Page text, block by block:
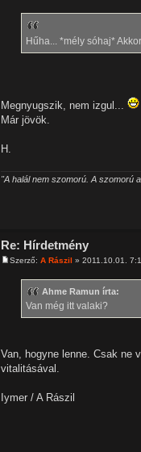
Hűha... *mély sóhaj*
Megnyugszik, nem izgul...
Már jövök.
H.
"A halál nem szomorú. A szomorú
Re: Hírdetmény
Szerző: A Rászil » 2011.10.01.
Ahme Ramun írta:
Van még itt valaki?
Van, hogyne lenne. Csak ne
vitalitásával.
Iymer / A Rászil